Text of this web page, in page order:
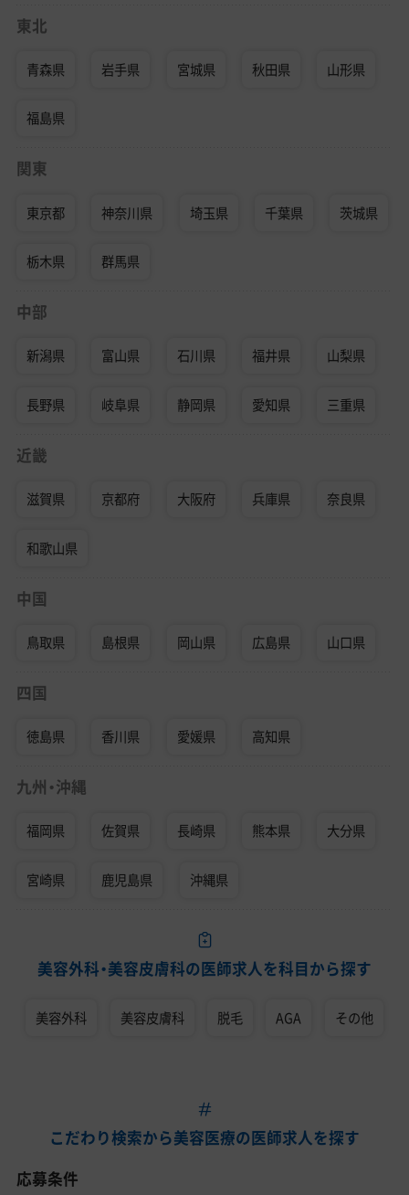
東北
青森県 岩手県 宮城県 秋田県 山形県
福島県
関東
東京都 神奈川県 埼玉県 千葉県 茨城県
栃木県 群馬県
中部
新潟県 富山県 石川県 福井県 山梨県
長野県 岐阜県 静岡県 愛知県 三重県
近畿
滋賀県 京都府 大阪府 兵庫県 奈良県
和歌山県
中国
鳥取県 島根県 岡山県 広島県 山口県
四国
徳島県 香川県 愛媛県 高知県
九州・沖縄
福岡県 佐賀県 長崎県 熊本県 大分県
宮崎県 鹿児島県 沖縄県
美容外科・美容皮膚科の医師求人を科目から探す
美容外科 美容皮膚科 脱毛 AGA その他
こだわり検索から美容医療の医師求人を探す
応募条件